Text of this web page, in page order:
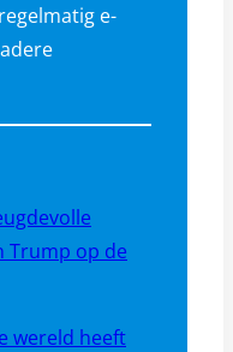
e-
Trump op de
wereld heeft